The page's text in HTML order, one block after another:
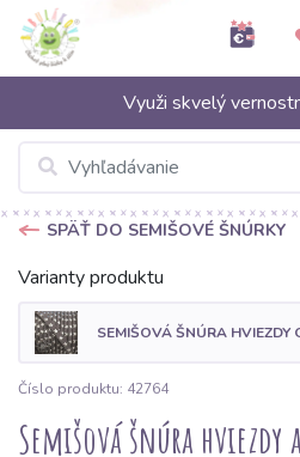
Využi skvelý
SPÄŤ DO SEMIŠOVÉ ŠNÚRKY
Varianty produktu
SEMIŠOVÁ ŠNÚRA HVIEZDY
Číslo produktu: 42764
Semišová šnúra hviezdy